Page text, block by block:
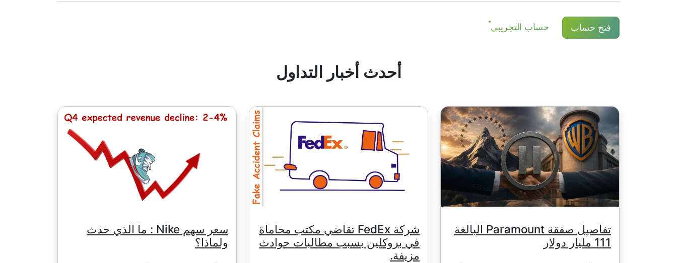
خصم العمولة عند فتح الصفقة وإغلاقها.
التعديل. عند حساب التعديل يمكن أيضًا إجراء عمولة.
فتح حساب حساب التجريبي
أحدث أخبار التداول
تفاصيل صفقة Paramount البالغة
111 مليار دولار
شركة FedEx تقاضي مكتب محاماة
في بروكلين بسبب مطالبات حوادث
مزيفة.
سعر سهم Nike : ما الذي حدث
ولماذا؟